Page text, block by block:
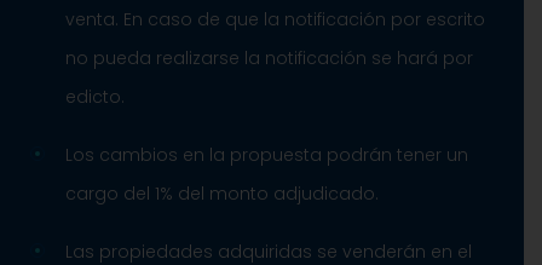
venta. En caso de que la notificación por escrito
no pueda realizarse la notificación se hará por
edicto.
Los cambios en la propuesta podrán tener un
cargo del 1% del monto adjudicado.
Las propiedades adquiridas se venderán en el